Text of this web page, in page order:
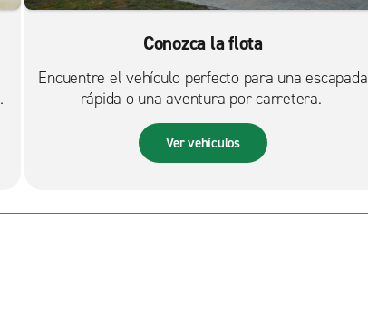
Conozca la flota
Encuentre el vehículo perfecto para una escapada
rápida o una aventura por carretera.
Ver vehículos